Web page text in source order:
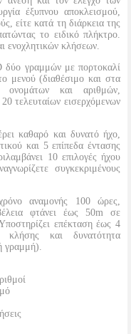
έξυπνου αποκλεισμού,
είτε κατά τη διάρκεια της
το ειδικό πλήκτρο.
ενοχλητικών κλήσεων.
δύο γραμμών με πορτοκαλί
μενού (διαθέσιμο και στα
ονομάτων και αριθμών,
τελευταίων εισερχόμενων
καθαρό και δυνατό ήχο,
και 5 επίπεδα έντασης
10 επιλογές ήχου
συγκεκριμένους
αναμονής 100 ώρες,
φτάνει έως 50m σε
επέκταση έως 4
κλήσης και δυνατότητα
γραμμή).